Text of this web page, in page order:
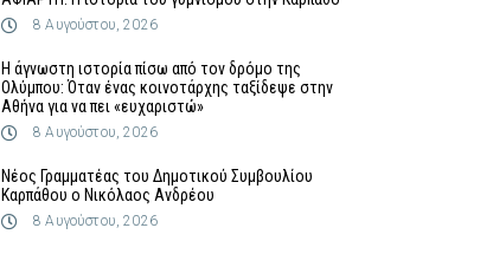
8 Αυγούστου, 2026
Η άγνωστη ιστορία πίσω από τον δρόμο της
Ολύμπου: Όταν ένας κοινοτάρχης ταξίδεψε στην
Αθήνα για να πει «ευχαριστώ»
8 Αυγούστου, 2026
Νέος Γραμματέας του Δημοτικού Συμβουλίου
Καρπάθου ο Νικόλαος Ανδρέου
8 Αυγούστου, 2026